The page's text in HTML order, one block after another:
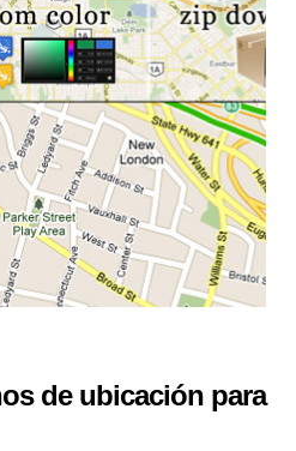
de ubicación para